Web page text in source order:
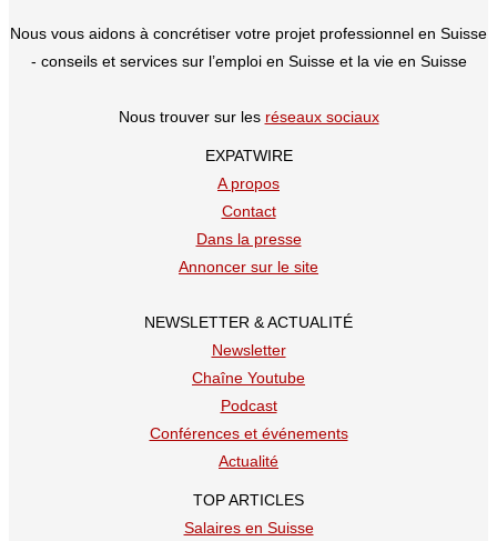
Nous vous aidons à concrétiser votre projet professionnel en Suisse
- conseils et services sur l’emploi en Suisse et la vie en Suisse
Nous trouver sur les réseaux sociaux
EXPATWIRE
A propos
Contact
Dans la presse
Annoncer sur le site
NEWSLETTER & ACTUALITÉ
Newsletter
Chaîne Youtube
Podcast
Conférences et événements
Actualité
TOP ARTICLES
Salaires en Suisse